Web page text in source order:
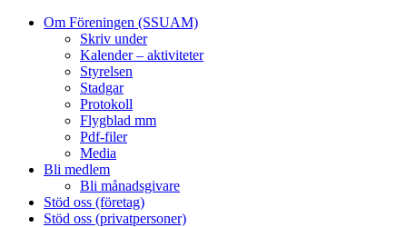
Om Föreningen (SSUAM)
Skriv under
Kalender – aktiviteter
Styrelsen
Stadgar
Protokoll
Flygblad mm
Pdf-filer
Media
Bli medlem
Bli månadsgivare
Stöd oss (företag)
Stöd oss (privatpersoner)